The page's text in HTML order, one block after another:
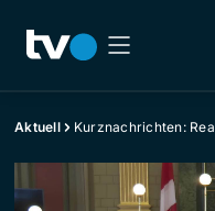
Aktuell Kurznachrichten: